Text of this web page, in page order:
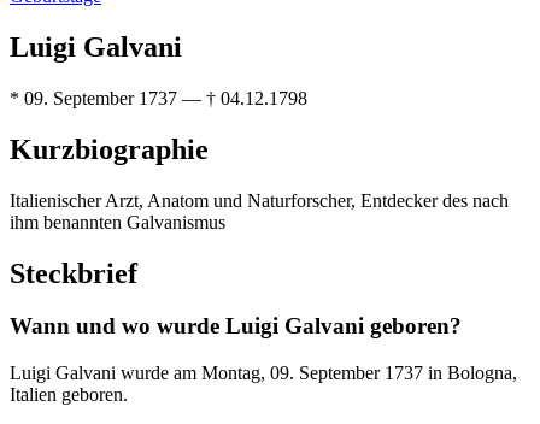
Luigi Galvani
* 09. September 1737 — † 04.12.1798
Kurzbiographie
Italienischer Arzt, Anatom und Naturforscher, Entdecker des nach
ihm benannten Galvanismus
Steckbrief
Wann und wo wurde Luigi Galvani geboren?
Luigi Galvani wurde am Montag, 09. September 1737 in Bologna,
Italien geboren.